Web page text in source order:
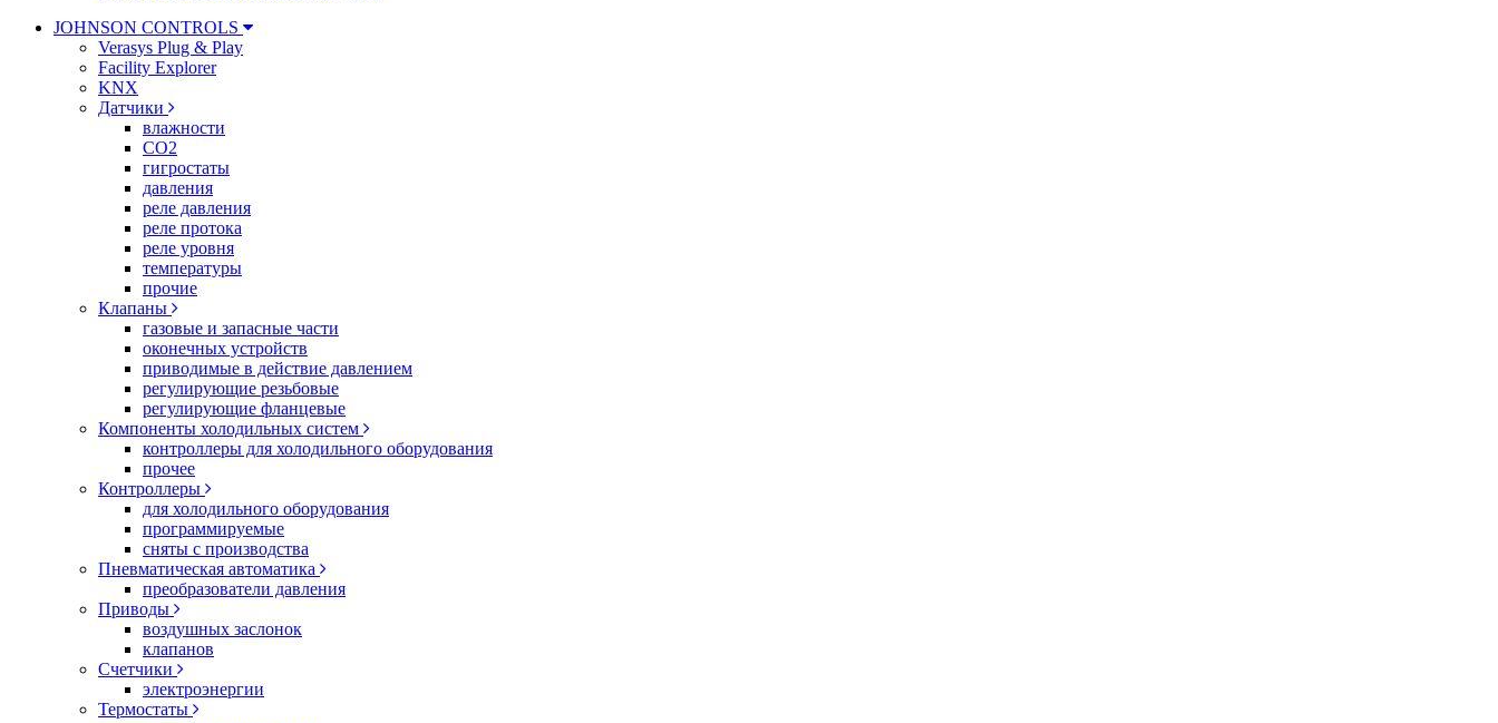
JOHNSON CONTROLS
Verasys Plug & Play
Facility Explorer
KNX
Датчики
влажности
CO2
гигростаты
давления
реле давления
реле протока
реле уровня
температуры
прочие
Клапаны
газовые и запасные части
оконечных устройств
приводимые в действие давлением
регулирующие резьбовые
регулирующие фланцевые
Компоненты холодильных систем
контроллеры для холодильного оборудования
прочее
Контроллеры
для холодильного оборудования
программируемые
сняты с производства
Пневматическая автоматика
преобразователи давления
Приводы
воздушных заслонок
клапанов
Счетчики
электроэнергии
Термостаты